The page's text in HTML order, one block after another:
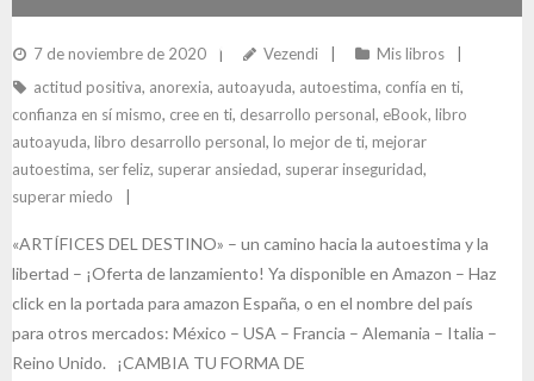
AUTOESTIMA Y LA LIBERTAD
7 de noviembre de 2020 Vezendi
Mis libros
actitud positiva, anorexia, autoayuda, autoestima, confía en ti,
confianza en sí mismo, cree en ti, desarrollo personal, eBook, libro
autoayuda, libro desarrollo personal, lo mejor de ti, mejorar
autoestima, ser feliz, superar ansiedad, superar inseguridad,
superar miedo
«ARTÍFICES DEL DESTINO» – un camino hacia la autoestima y la
libertad – ¡Oferta de lanzamiento! Ya disponible en Amazon – Haz
click en la portada para amazon España, o en el nombre del país
para otros mercados: México – USA – Francia – Alemania – Italia –
Reino Unido. ¡CAMBIA TU FORMA DE